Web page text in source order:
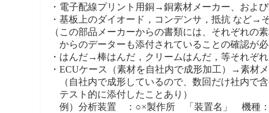
・電子配線プリント用銅→銅素材メーカー、およ
・基板上のダイオード，コンデンサ，抵抗 など→
（この部品メーカーからの書類には、それぞれの
からのデーターも添付されていることの確認が必
・はんだ→棒はんだ，クリームはんだ，等それぞ
・ECUケース（素材を自社内で成形加工）→素材
（自社内で成形しているので、数回だけ社内で含
テスト的に添付したことあり）
例）分析装置 ：○×製作所 「装置名」 機種：